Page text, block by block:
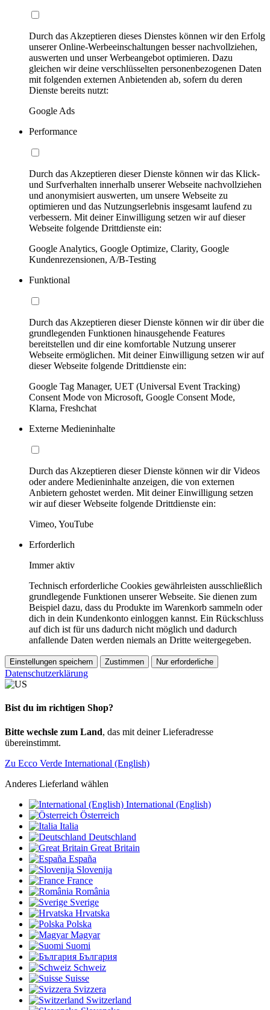
Durch das Akzeptieren dieses Dienstes können wir den Erfolg
unserer Online-Werbeeinschaltungen besser nachvollziehen,
auswerten und unser Werbeangebot optimieren. Dazu
gleichen wir deine verschlüsselten personenbezogenen Daten
mit folgenden externen Anbietenden ab, sofern du deren
Dienste bereits nutzt:
Google Ads
Performance
Durch das Akzeptieren dieser Dienste können wir das Klick-
und Surfverhalten innerhalb unserer Webseite nachvollziehen
und anonymisiert auswerten, um unsere Webseite zu
optimieren und das Nutzungserlebnis insgesamt laufend zu
verbessern. Mit deiner Einwilligung setzen wir auf dieser
Webseite folgende Drittdienste ein:
Google Analytics, Google Optimize, Clarity, Google
Kundenrezensionen, A/B-Testing
Funktional
Durch das Akzeptieren dieser Dienste können wir dir über die
grundlegenden Funktionen hinausgehende Features
bereitstellen und dir eine komfortable Nutzung unserer
Webseite ermöglichen. Mit deiner Einwilligung setzen wir auf
dieser Webseite folgende Drittdienste ein:
Google Tag Manager, UET (Universal Event Tracking)
Consent Mode von Microsoft, Google Consent Mode,
Klarna, Freshchat
Externe Medieninhalte
Durch das Akzeptieren dieser Dienste können wir dir Videos
oder andere Medieninhalte anzeigen, die von externen
Anbietern gehostet werden. Mit deiner Einwilligung setzen
wir auf dieser Webseite folgende Drittdienste ein:
Vimeo, YouTube
Erforderlich
Immer aktiv
Technisch erforderliche Cookies gewährleisten ausschließlich
grundlegende Funktionen unserer Webseite. Sie dienen zum
Beispiel dazu, dass du Produkte im Warenkorb sammeln oder
dich in dein Kundenkonto einloggen kannst. Ein Rückschluss
auf dich ist für uns dadurch nicht möglich und dadurch
anfallende Daten werden niemals an Dritte weitergegeben.
Einstellungen speichern Zustimmen Nur erforderliche
Datenschutzerklärung
Bist du im richtigen Shop?
Bitte wechsle zum Land, das mit deiner Lieferadresse
übereinstimmt.
Zu Ecco Verde International (English)
Anderes Lieferland wählen
International (English)
Österreich
Italia
Deutschland
Great Britain
España
Slovenija
France
România
Sverige
Hrvatska
Polska
Magyar
Suomi
България
Schweiz
Suisse
Svizzera
Switzerland